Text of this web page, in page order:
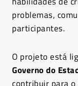
problemas,
participantes.
O projeto está
Governo do
contribuir para